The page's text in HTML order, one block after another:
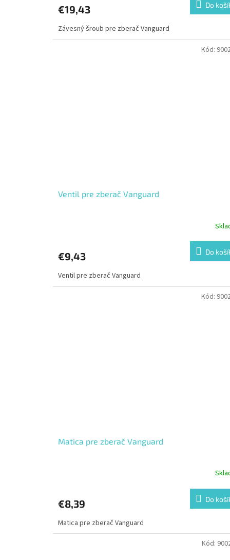
€19,43 Do
Závesný šroub pre zberač Vanguard
Ventil pre zberač Vanguard
€9,43 Do
Ventil pre zberač Vanguard
Kód:
Matica pre zberač Vanguard
€8,39 Do
Matica pre zberač Vanguard
Kód:
Kód: